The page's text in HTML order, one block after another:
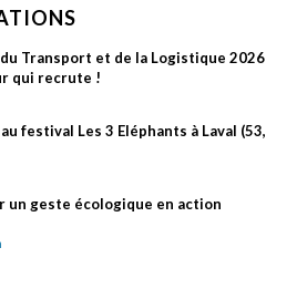
Transport et de la Logistique 2026
qui recrute !
festival Les 3 Eléphants à Laval (53,
un geste écologique en action